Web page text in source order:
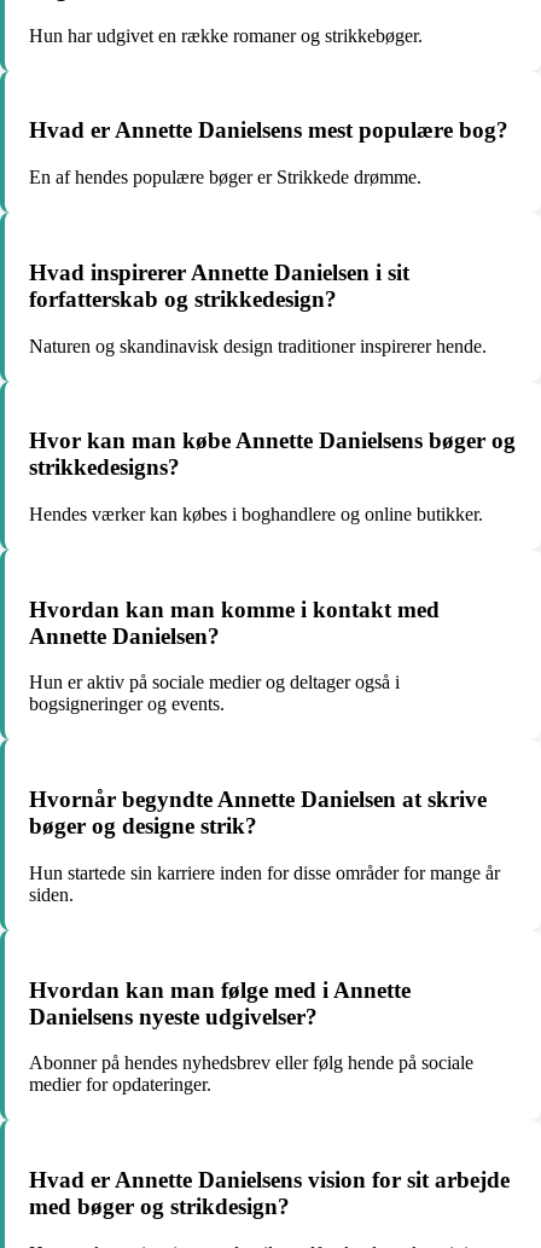
Hun har udgivet en række romaner og strikkebøger.
Hvad er Annette Danielsens mest populære bog?
En af hendes populære bøger er Strikkede drømme.
Hvad inspirerer Annette Danielsen i sit
forfatterskab og strikkedesign?
Naturen og skandinavisk design traditioner inspirerer hende.
Hvor kan man købe Annette Danielsens bøger og
strikkedesigns?
Hendes værker kan købes i boghandlere og online butikker.
Hvordan kan man komme i kontakt med
Annette Danielsen?
Hun er aktiv på sociale medier og deltager også i
bogsigneringer og events.
Hvornår begyndte Annette Danielsen at skrive
bøger og designe strik?
Hun startede sin karriere inden for disse områder for mange år
siden.
Hvordan kan man følge med i Annette
Danielsens nyeste udgivelser?
Abonner på hendes nyhedsbrev eller følg hende på sociale
medier for opdateringer.
Hvad er Annette Danielsens vision for sit arbejde
med bøger og strikdesign?